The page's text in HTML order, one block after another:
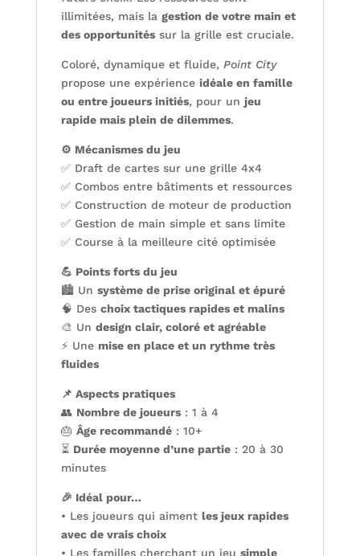
illimitées, mais la gestion de votre main et
des opportunitéssur la grille est cruciale.
Coloré, dynamique et fluide, Point City
propose une expérience idéale en famille
ou entre joueurs initiés, pour un jeu
rapide mais plein de dilemmes.
⚙️ Mécanismes du jeu
✅ Draft de cartes sur une grille 4x4
✅ Combos entre bâtiments et ressources
✅ Construction de moteur de production
✅ Gestion de main simple et sans limite
✅ Course à la meilleure cité optimisée
💪 Points forts du jeu
🏙️ Un système de prise original et épuré
🧠 Des choix tactiques rapides et malins
🎨 Un design clair, coloré et agréable
⚡ Une mise en place et un rythme très
fluides
📌 Aspects pratiques
👥 Nombre de joueurs: 1 à 4
🎂 Âge recommandé: 10+
⏳ Durée moyenne d’une partie: 20 à 30
minutes
🎉 Idéal pour…
• Les joueurs qui aiment les jeux rapides
avec de vrais choix
• Les familles cherchant un jeu simple